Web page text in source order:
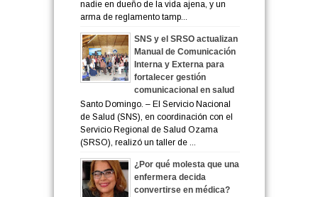
nadie en dueño de la vida ajena, y un
arma de reglamento tamp...
SNS y el SRSO actualizan
Manual de Comunicación
Interna y Externa para
fortalecer gestión
comunicacional en salud
Santo Domingo. – El Servicio Nacional
de Salud (SNS), en coordinación con el
Servicio Regional de Salud Ozama
(SRSO), realizó un taller de ...
¿Por qué molesta que una
enfermera decida
convertirse en médica?